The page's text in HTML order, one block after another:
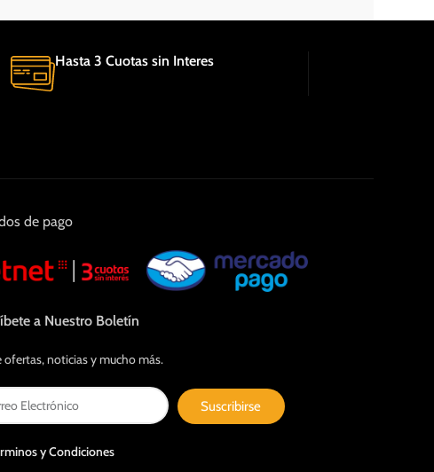
Hasta 3 Cuotas sin Interes
de pago
a Nuestro Boletín
ofertas, noticias y mucho más.
Suscribirse
y Condiciones